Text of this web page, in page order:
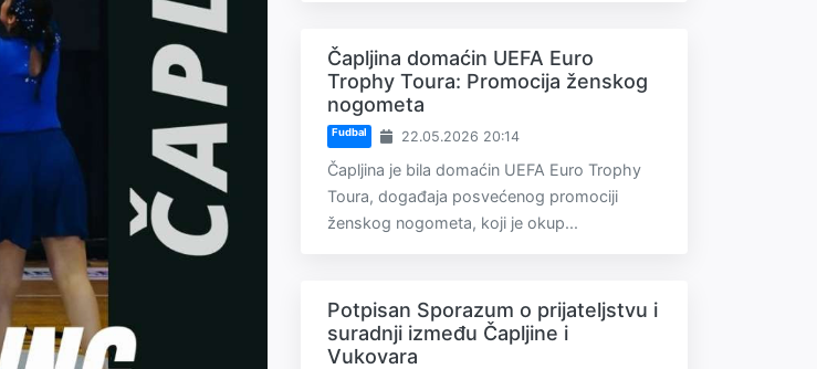
Čapljina domaćin UEFA Euro
Trophy Toura: Promocija ženskog
nogometa
Fudbal 22.05.2026 20:14
Čapljina je bila domaćin UEFA Euro Trophy
Toura, događaja posvećenog promociji
ženskog nogometa, koji je okup...
Potpisan Sporazum o prijateljstvu i
suradnji između Čapljine i
Vukovara